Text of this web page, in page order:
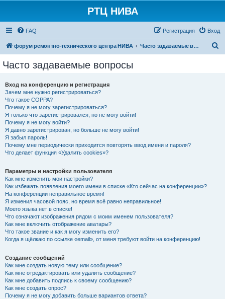
РТЦ НИВА
FAQ Вход
Регистрация
форум ремонтно-технического центра НИВА Часто задаваемые вопросы
Часто задаваемые вопросы
Вход на конференцию и регистрация
Зачем мне нужно регистрироваться?
Что такое COPPA?
Почему я не могу зарегистрироваться?
Я только что зарегистрировался, но не могу войти!
Почему я не могу войти?
Я давно зарегистрирован, но больше не могу войти!
Я забыл пароль!
Почему мне периодически приходится повторять ввод имени и пароля?
Что делает функция «Удалить cookies»?
Параметры и настройки пользователя
Как мне изменить мои настройки?
Как избежать появления моего имени в списке «Кто сейчас на конференции»?
На конференции неправильное время!
Я изменил часовой пояс, но время всё равно неправильное!
Моего языка нет в списке!
Что означают изображения рядом с моим именем пользователя?
Как мне включить отображение аватары?
Что такое звание и как я могу изменить его?
Когда я щёлкаю по ссылке «email», от меня требуют войти на конференцию!
Создание сообщений
Как мне создать новую тему или сообщение?
Как мне отредактировать или удалить сообщение?
Как мне добавить подпись к своему сообщению?
Как мне создать опрос?
Почему я не могу добавить больше вариантов ответа?